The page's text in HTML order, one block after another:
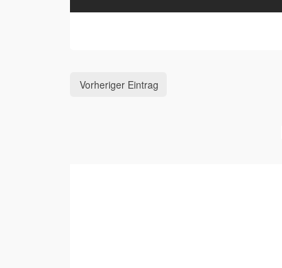
Vorheriger Eintrag